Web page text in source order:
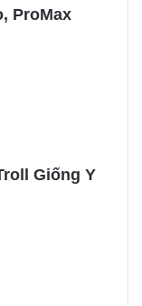
ProMax
Giống Y